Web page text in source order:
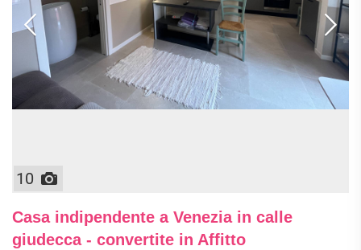
10
Casa indipendente a Venezia in calle
giudecca - convertite in Affitto